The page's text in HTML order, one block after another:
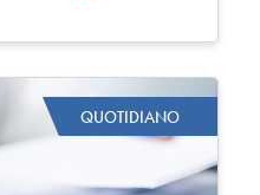
QUOTIDIANO